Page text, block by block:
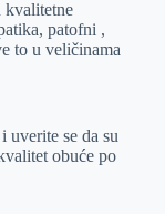
kvalitetne
patofni ,
to u veličinama
uverite se da su
obuće po